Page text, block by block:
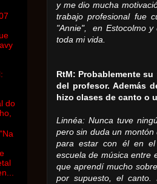
y me dio mucha
trabajo profesional fue
"Annie", en Estocolmo y
toda mi vida.
RtM: Probablemente
del profesor. Además
hizo clases de canto o
Linnéa: Nunca tuve
pero sin duda un
para estar con él en
escuela de música entre
que aprendí mucho
por supuesto, el canto.
do